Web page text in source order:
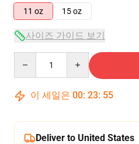
11 oz
15 oz
사이즈 가이드 보기
이 세일은 00: 23: 55
Deliver to United States